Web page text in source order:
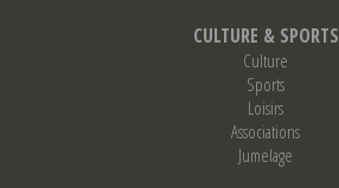
CULTURE & SPORTS
Culture
Sports
Loisirs
Associations
Jumelage